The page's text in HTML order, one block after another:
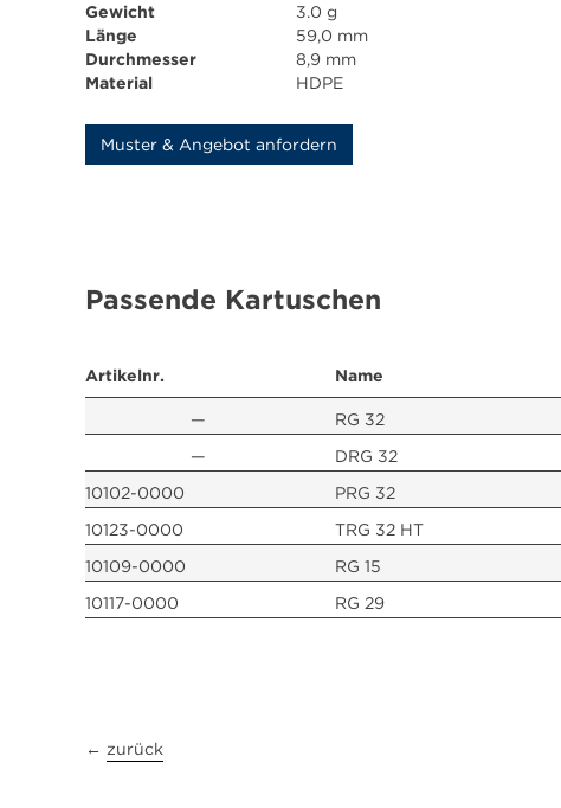
Gewicht
3.0 g
Länge
59,0 mm
Durchmesser
8,9 mm
Material
HDPE
Muster & Angebot anfordern
Passende Kartuschen
Artikelnr. Name
— RG 32
—
DRG 32
10102-0000
PRG 32
10123-0000
TRG 32 HT
10109-0000
RG 15
10117-0000
RG 29
← zurück